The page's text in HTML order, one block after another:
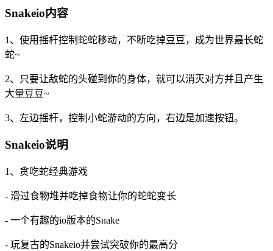
Snakeio内容
1、使用摇杆控制蛇蛇移动，不断吃掉豆豆，成为世界最长蛇
蛇~
2、只要让敌蛇的头碰到你的身体，就可以消灭对方并且产生
大量豆豆~
3、左边摇杆，控制小蛇游动的方向，右边是加速按钮。
Snakeio说明
1、贪吃蛇经典游戏
- 滑过食物堆并吃掉食物让你的蛇蛇变长
- 一个有趣的io版本的Snake
- 玩复古的Snakeio并尝试突破你的最高分